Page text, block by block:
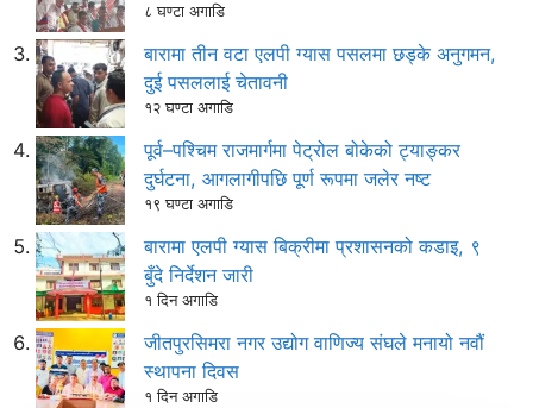
८ घण्टा अगाडि
बारामा तीन वटा एलपी ग्यास पसलमा छड्के अनुगमन,
दुई पसललाई चेतावनी
१२ घण्टा अगाडि
पूर्व–पश्चिम राजमार्गमा पेट्रोल बोकेको ट्याङ्कर
दुर्घटना, आगलागीपछि पूर्ण रूपमा जलेर नष्ट
१९ घण्टा अगाडि
बारामा एलपी ग्यास बिक्रीमा प्रशासनको कडाइ, ९
बुँदे निर्देशन जारी
१ दिन अगाडि
जीतपुरसिमरा नगर उद्योग वाणिज्य संघले मनायो नवौं
स्थापना दिवस
१ दिन अगाडि